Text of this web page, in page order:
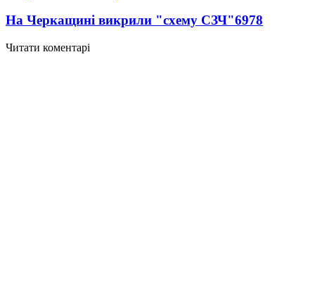
На Черкащині викрили "схему СЗЧ"6978
Читати коментарі